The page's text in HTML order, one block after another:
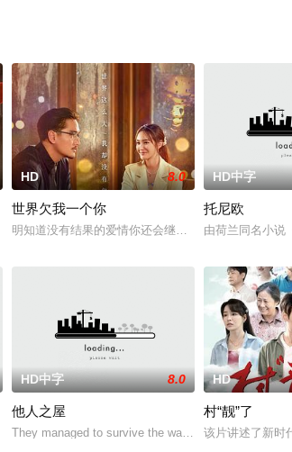
平淡美好的生活突然发生了变化，彩乃告知小春自己
本妄图“名正言顺”接手在华权益——通过不平等的比赛
HD 8.0
世界欠我一个你
明知道没有结果的爱情你还会继续吗？帕朵（皮查雅
HD中字
托尼欧
由荷兰同名小说
逢。此时陆瑶瑶竟挽着别的陌生男人在拍婚纱照。苏
茫、冷酷而又充满希望的川西草原。红军总部卫生队
HD中字 8.0
他人之屋
They managed to survive the war and, as winners,
HD
村“靓”了
该片讲述了新时